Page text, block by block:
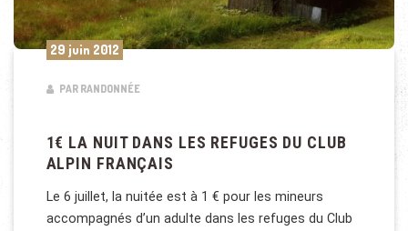
29 juin 2012
PAR RANDONNÉE
1€ LA NUIT DANS LES REFUGES DU CLUB
ALPIN FRANÇAIS
Le 6 juillet, la nuitée est à 1 € pour les mineurs
accompagnés d’un adulte dans les refuges du Club